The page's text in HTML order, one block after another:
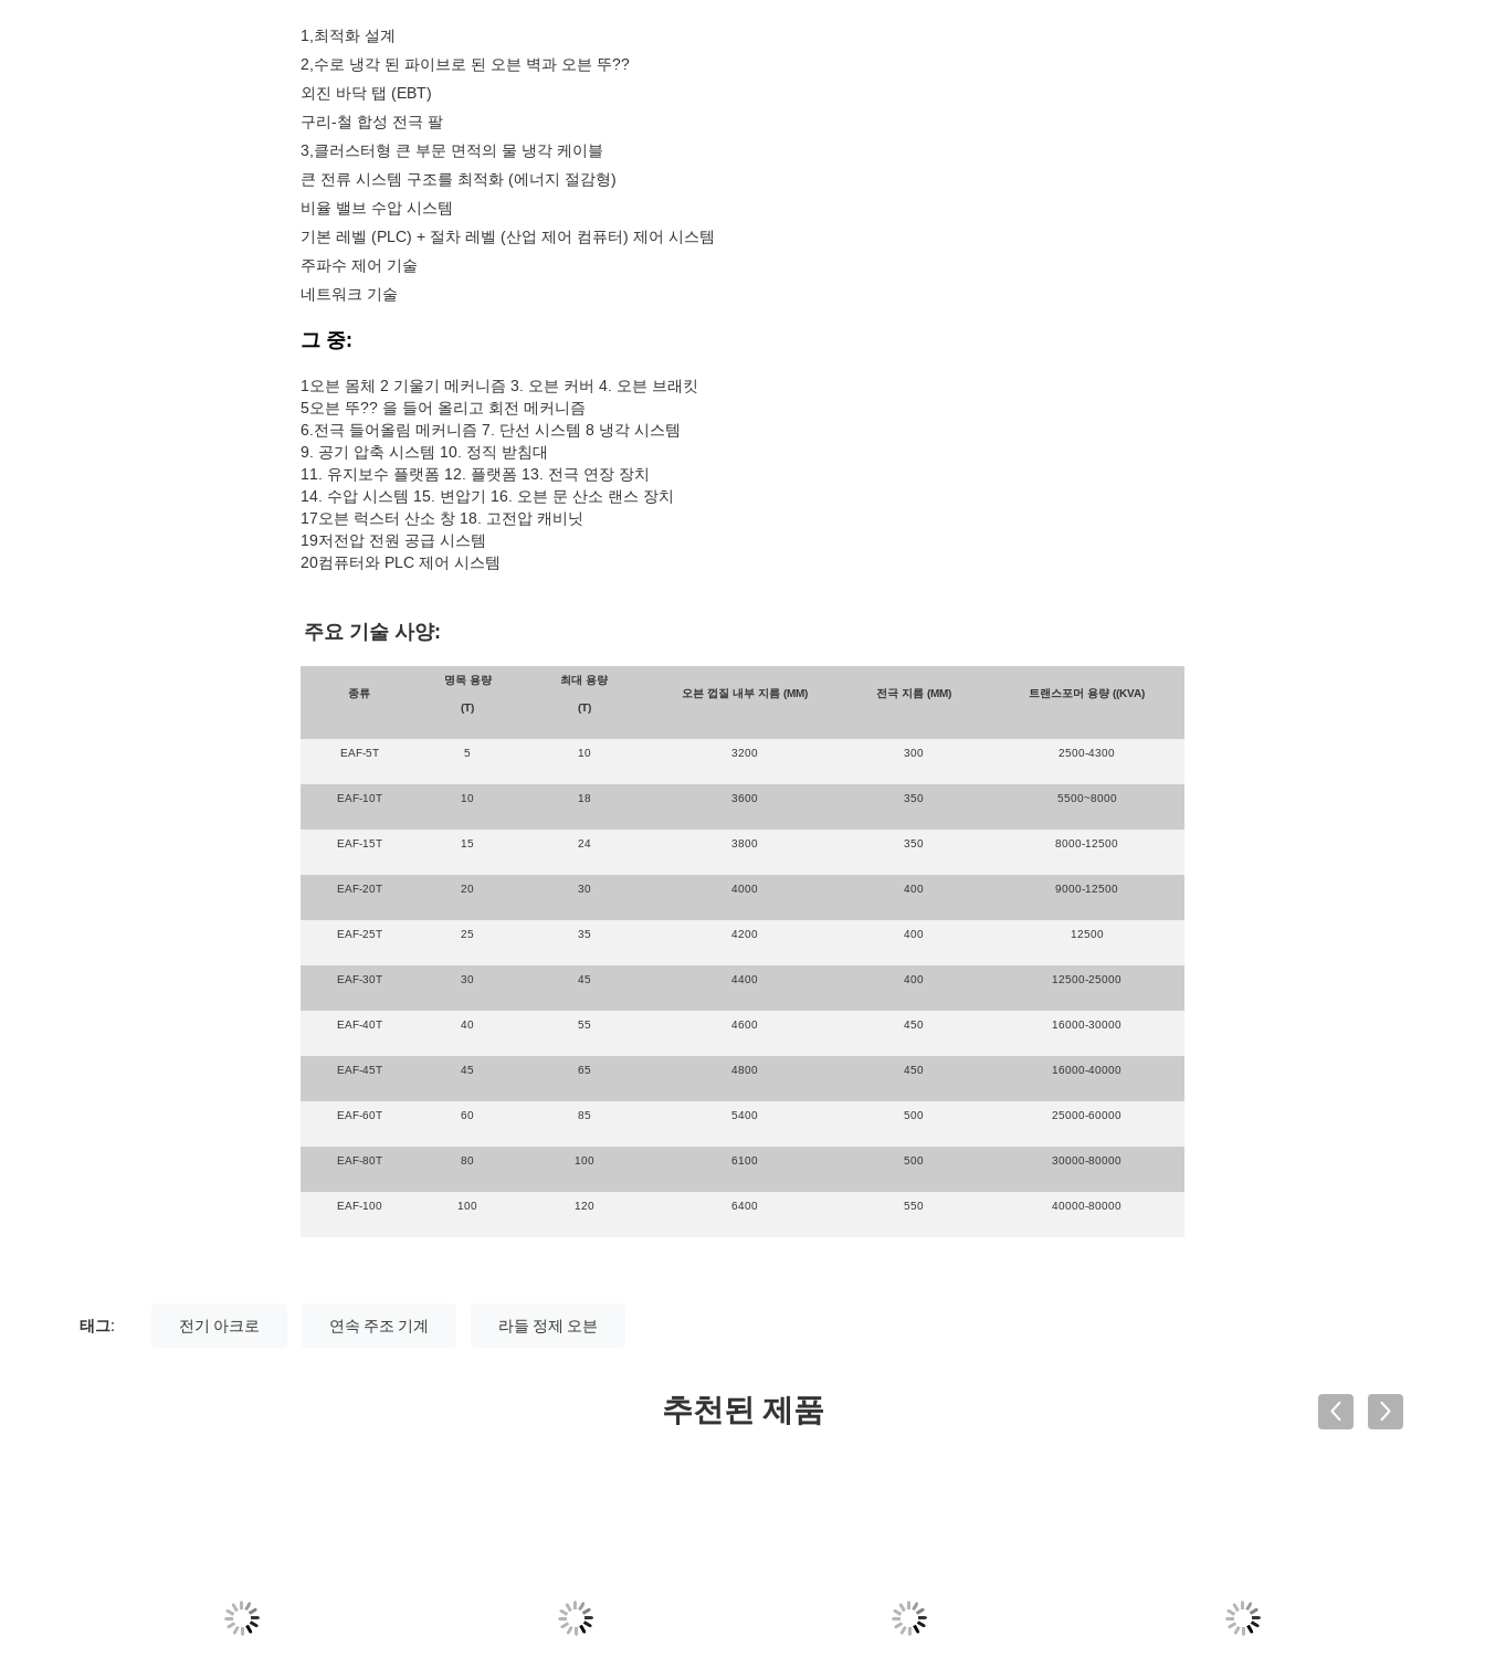
1 최적화 설계
2 수로 냉각 된 파이브로 된 오븐 벽과 오븐 뚜??
외진 바닥 탭 (EBT)
구리-철 합성 전극 팔
3 클러스터형 큰 부문 면적의 물 냉각 케이블
큰 전류 시스템 구조를 최적화 (에너지 절감형)
비율 밸브 수압 시스템
기본 레벨 (PLC) + 절차 레벨 (산업 제어 컴퓨터) 제어 시스템
주파수 제어 기술
네트워크 기술
그 중:
1오븐 몸체 2 기울기 메커니즘 3. 오븐 커버 4. 오븐 브래킷
5오븐 뚜?? 을 들어 올리고 회전 메커니즘
6.전극 들어올림 메커니즘 7. 단선 시스템 8 냉각 시스템
9. 공기 압축 시스템 10. 정직 받침대
11. 유지보수 플랫폼 12. 플랫폼 13. 전극 연장 장치
14. 수압 시스템 15. 변압기 16. 오븐 문 산소 랜스 장치
17오븐 럭스터 산소 창 18. 고전압 캐비닛
19저전압 전원 공급 시스템
20컴퓨터와 PLC 제어 시스템
주요 기술 사양:
종류
명목 용량
(T)
최대 용량
(T)
오븐 껍질 내부 지름 (MM) 전극 지름 (MM) 트랜스포머 용량 ((KVA)
EAF-5T 5 10 3200 300 2500-4300
EAF-10T 10 18 3600 350 5500~8000
EAF-15T 15 24 3800 350 8000-12500
EAF-20T 20 30 4000 400 9000-12500
EAF-25T 25 35 4200 400 12500
EAF-30T 30 45 4400 400 12500-25000
EAF-40T 40 55 4600 450 16000-30000
EAF-45T 45 65 4800 450 16000-40000
EAF-60T 60 85 5400 500 25000-60000
EAF-80T 80 100 6100 500 30000-80000
EAF-100 100 120 6400 550 40000-80000
태그: 전기 아크로 연속 주조 기계 라들 정제 오븐
추천된 제품